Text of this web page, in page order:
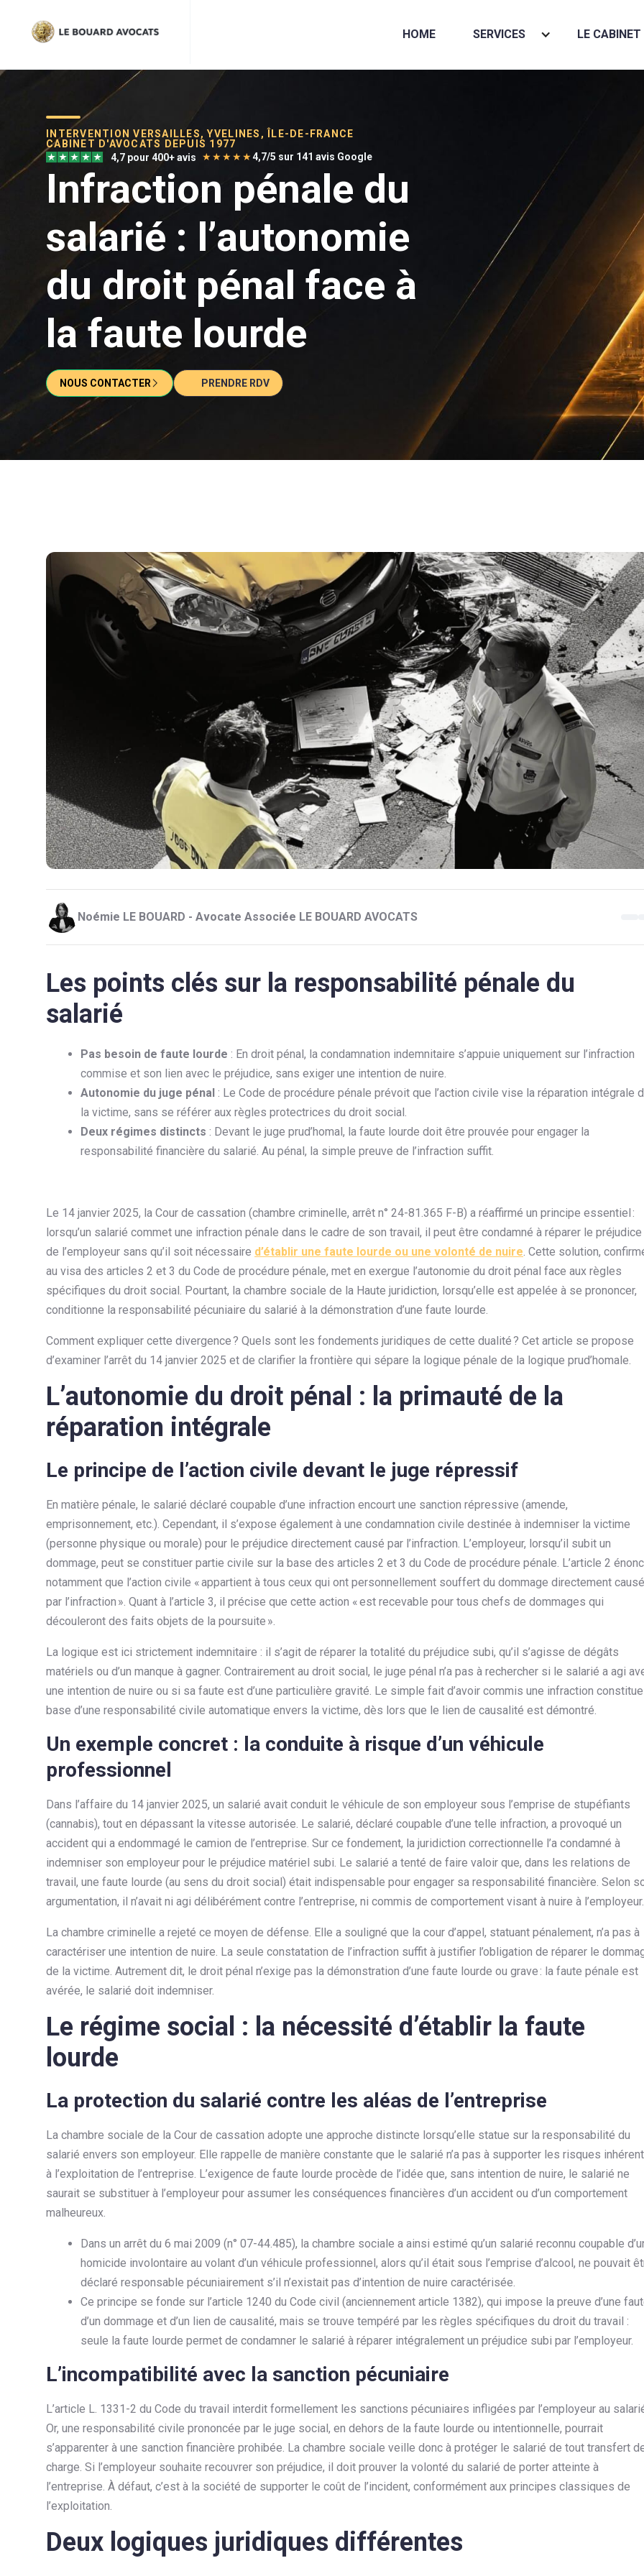
HOME SERVICES LE CABINET
INTERVENTION VERSAILLES, YVELINES, ÎLE-DE-FRANCE
CABINET D'AVOCATS DEPUIS 1977
4,7 pour 400+ avis
★★★★★4,7/5 sur 141 avis Google
Infraction pénale du
salarié : l’autonomie
du droit pénal face à
la faute lourde
NOUS CONTACTER PRENDRE RDV
Noémie LE BOUARD - Avocate Associée LE BOUARD AVOCATS
Les points clés sur la responsabilité pénale du
salarié
Pas besoin de faute lourde : En droit pénal, la condamnation indemnitaire s’appuie uniquement sur l’infraction
commise et son lien avec le préjudice, sans exiger une intention de nuire.
Autonomie du juge pénal : Le Code de procédure pénale prévoit que l’action civile vise la réparation intégrale
la victime, sans se référer aux règles protectrices du droit social.
Deux régimes distincts : Devant le juge prud’homal, la faute lourde doit être prouvée pour engager la
responsabilité financière du salarié. Au pénal, la simple preuve de l’infraction suffit.
Le 14 janvier 2025, la Cour de cassation (chambre criminelle, arrêt n° 24-81.365 F-B) a réaffirmé un principe essentiel :
lorsqu’un salarié commet une infraction pénale dans le cadre de son travail, il peut être condamné à réparer le préjudice
de l’employeur sans qu’il soit nécessaire d’établir une faute lourde ou une volonté de nuire. Cette solution,
au visa des articles 2 et 3 du Code de procédure pénale, met en exergue l’autonomie du droit pénal face aux règles
spécifiques du droit social. Pourtant, la chambre sociale de la Haute juridiction, lorsqu’elle est appelée à se prononcer,
conditionne la responsabilité pécuniaire du salarié à la démonstration d’une faute lourde.
Comment expliquer cette divergence ? Quels sont les fondements juridiques de cette dualité ? Cet article se propose
d’examiner l’arrêt du 14 janvier 2025 et de clarifier la frontière qui sépare la logique pénale de la logique prud’homale.
L’autonomie du droit pénal : la primauté de la
réparation intégrale
Le principe de l’action civile devant le juge répressif
En matière pénale, le salarié déclaré coupable d’une infraction encourt une sanction répressive (amende,
emprisonnement, etc.). Cependant, il s’expose également à une condamnation civile destinée à indemniser la victime
(personne physique ou morale) pour le préjudice directement causé par l’infraction. L’employeur, lorsqu’il subit un
dommage, peut se constituer partie civile sur la base des articles 2 et 3 du Code de procédure pénale. L’article 2
notamment que l’action civile « appartient à tous ceux qui ont personnellement souffert du dommage directement causé
par l’infraction ». Quant à l’article 3, il précise que cette action « est recevable pour tous chefs de dommages qui
découleront des faits objets de la poursuite ».
La logique est ici strictement indemnitaire : il s’agit de réparer la totalité du préjudice subi, qu’il s’agisse de dégâts
matériels ou d’un manque à gagner. Contrairement au droit social, le juge pénal n’a pas à rechercher si le salarié a agi
une intention de nuire ou si sa faute est d’une particulière gravité. Le simple fait d’avoir commis une infraction
base d’une responsabilité civile automatique envers la victime, dès lors que le lien de causalité est démontré.
Un exemple concret : la conduite à risque d’un véhicule
professionnel
Dans l’affaire du 14 janvier 2025, un salarié avait conduit le véhicule de son employeur sous l’emprise de stupéfiants
(cannabis), tout en dépassant la vitesse autorisée. Le salarié, déclaré coupable d’une telle infraction, a provoqué un
accident qui a endommagé le camion de l’entreprise. Sur ce fondement, la juridiction correctionnelle l’a condamné à
indemniser son employeur pour le préjudice matériel subi. Le salarié a tenté de faire valoir que, dans les relations de
travail, une faute lourde (au sens du droit social) était indispensable pour engager sa responsabilité financière. Selon
argumentation, il n’avait ni agi délibérément contre l’entreprise, ni commis de comportement visant à nuire à l’employeur.
La chambre criminelle a rejeté ce moyen de défense. Elle a souligné que la cour d’appel, statuant pénalement, n’a pas à
caractériser une intention de nuire. La seule constatation de l’infraction suffit à justifier l’obligation de réparer le
de la victime. Autrement dit, le droit pénal n’exige pas la démonstration d’une faute lourde ou grave : la faute pénale est
avérée, le salarié doit indemniser.
Le régime social : la nécessité d’établir la faute
lourde
La protection du salarié contre les aléas de l’entreprise
La chambre sociale de la Cour de cassation adopte une approche distincte lorsqu’elle statue sur la responsabilité du
salarié envers son employeur. Elle rappelle de manière constante que le salarié n’a pas à supporter les risques
à l’exploitation de l’entreprise. L’exigence de faute lourde procède de l’idée que, sans intention de nuire, le salarié ne
saurait se substituer à l’employeur pour assumer les conséquences financières d’un accident ou d’un comportement
malheureux.
Dans un arrêt du 6 mai 2009 (n° 07-44.485), la chambre sociale a ainsi estimé qu’un salarié reconnu coupable
homicide involontaire au volant d’un véhicule professionnel, alors qu’il était sous l’emprise d’alcool, ne pouvait
déclaré responsable pécuniairement s’il n’existait pas d’intention de nuire caractérisée.
Ce principe se fonde sur l’article 1240 du Code civil (anciennement article 1382), qui impose la preuve d’une
d’un dommage et d’un lien de causalité, mais se trouve tempéré par les règles spécifiques du droit du travail :
seule la faute lourde permet de condamner le salarié à réparer intégralement un préjudice subi par l’employeur.
L’incompatibilité avec la sanction pécuniaire
L’article L. 1331-2 du Code du travail interdit formellement les sanctions pécuniaires infligées par l’employeur au
Or, une responsabilité civile prononcée par le juge social, en dehors de la faute lourde ou intentionnelle, pourrait
s’apparenter à une sanction financière prohibée. La chambre sociale veille donc à protéger le salarié de tout transfert
charge. Si l’employeur souhaite recouvrer son préjudice, il doit prouver la volonté du salarié de porter atteinte à
l’entreprise. À défaut, c’est à la société de supporter le coût de l’incident, conformément aux principes classiques de
l’exploitation.
Deux logiques juridiques différentes